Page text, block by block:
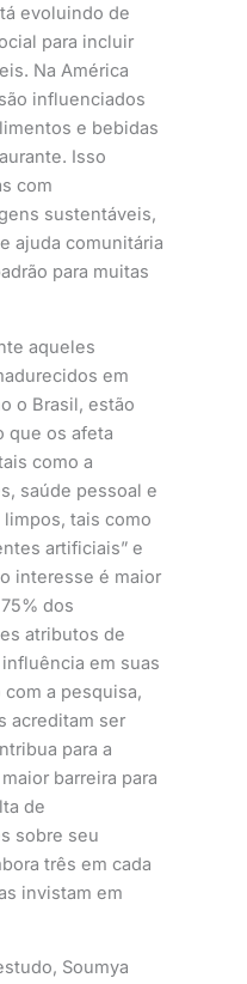
evoluindo de
para incluir
Na América
influenciados
e bebidas
Isso
com
sustentáveis,
ajuda comunitária
para muitas
aqueles
em
o Brasil, estão
que os afeta
como a
saúde pessoal e
tais como
artificiais” e
interesse é maior
dos
atributos de
em suas
a pesquisa,
acreditam ser
para a
barreira para
de
sobre seu
três em cada
invistam em
Soumya